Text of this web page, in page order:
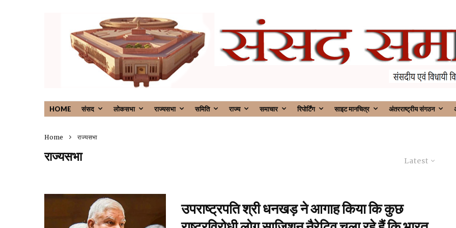
HOME संसद लोकसभा राज्यसभा समिति राज्य समाचार रिपोर्टिंग साइट मानचित्र अंतरराष्ट्रीय संगठन
Home राज्यसभा
Latest
राज्यसभा
उपराष्ट्रपति श्री धनखड़ ने आगाह किया कि कुछ